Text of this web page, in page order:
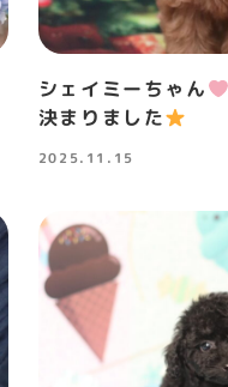
シェイミーちゃん
決まりました
投稿日
2025.11.15